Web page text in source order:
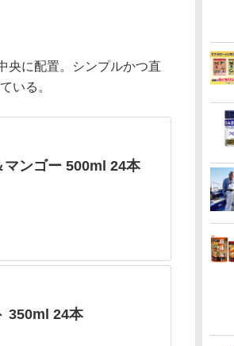
央に配置。シンプルかつ直
いる。
マンゴー 500ml 24本
350ml 24本